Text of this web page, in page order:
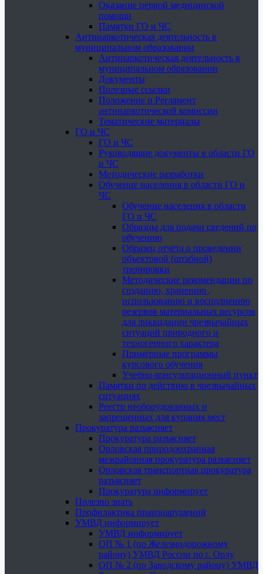
Оказание первой медицинской
помощи
Памятки ГО и ЧС
Антинаркотическая деятельность в
муниципальном образовании
Антинаркотическая деятельность в
муниципальном образовании
Документы
Полезные ссылки
Положение и Регламент
антинаркотической комиссии
Тематические материалы
ГО и ЧС
ГО и ЧС
Руководящие документы в области ГО
и ЧС
Методические разработки
Обучение населения в области ГО и
ЧС
Обучение населения в области
ГО и ЧС
Образцы для подачи сведений по
обучению
Образец отчёта о проведении
объектовой (штабной)
тренировки
Методические рекомендации по
созданию, хранению ,
использованию и восполнению
резервов материальных ресурсов
для ликвидации чрезвычайных
ситуаций природного и
техногенного характера
Примерные программы
курсового обучения
Учебно-консультационный пункт
Памятки по действию в чрезвычайных
ситуациях
Реестр необорудованных и
запрещенных для купания мест
Прокуратура разъясняет
Прокуратура разъясняет
Орловская природоохранная
межрайонная прокуратура разъясняет
Орловская транспортная прокуратура
разъясняет
Прокуратура информирует
Полезно знать
Профилактика правонарушений
УМВД информирует
УМВД информирует
ОП № 1 (по Железнодорожному
району) УМВД России по г. Орлу
ОП № 2 (по Заводскому району) УМВД